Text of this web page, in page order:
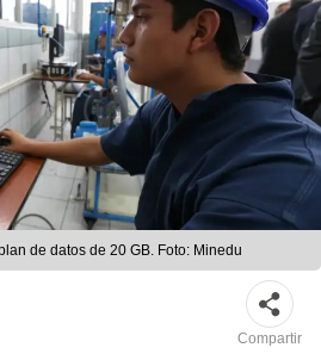
de datos de 20 GB. Foto: Minedu
Compartir